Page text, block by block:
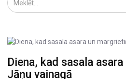
Diena, kad sasala
Jāņu vainagā